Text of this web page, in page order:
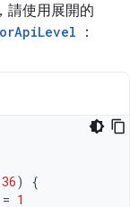
請使用展開的
：
36)
{
= 1